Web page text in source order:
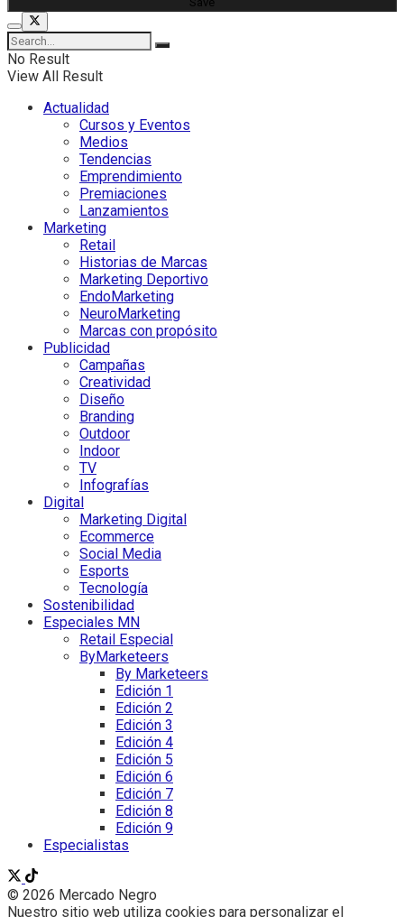
No Result
View All Result
Actualidad
Cursos y Eventos
Medios
Tendencias
Emprendimiento
Premiaciones
Lanzamientos
Marketing
Retail
Historias de Marcas
Marketing Deportivo
EndoMarketing
NeuroMarketing
Marcas con propósito
Publicidad
Campañas
Creatividad
Diseño
Branding
Outdoor
Indoor
TV
Infografías
Digital
Marketing Digital
Ecommerce
Social Media
Esports
Tecnología
Sostenibilidad
Especiales MN
Retail Especial
ByMarketeers
By Marketeers
Edición 1
Edición 2
Edición 3
Edición 4
Edición 5
Edición 6
Edición 7
Edición 8
Edición 9
Especialistas
© 2026 Mercado Negro
Nuestro sitio web utiliza cookies para personalizar el